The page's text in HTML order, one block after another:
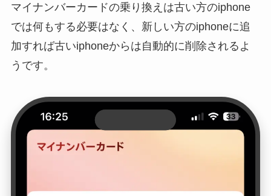
マイナンバーカードの乗り換えは古い方のiphone
では何もする必要はなく、新しい方のiphoneに追
加すれば古いiphoneからは自動的に削除されるよ
うです。